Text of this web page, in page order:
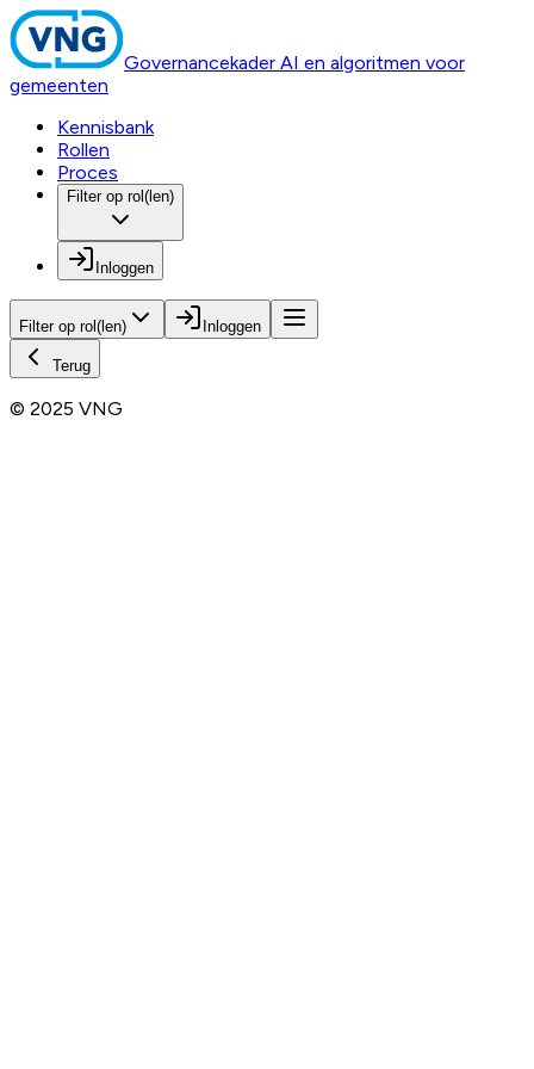
Governancekader AI en algoritmen voor
gemeenten
Kennisbank
Rollen
Proces
Filter op rol(len)
Inloggen
Filter op rol(len) Inloggen
Terug
© 2025 VNG